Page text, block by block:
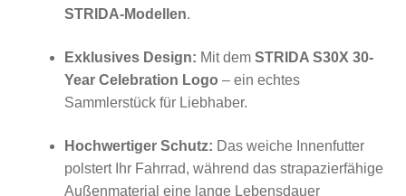
STRIDA-Modellen.
Exklusives Design: Mit dem STRIDA S30X 30-
Year Celebration Logo – ein echtes
Sammlerstück für Liebhaber.
Hochwertiger Schutz: Das weiche Innenfutter
polstert Ihr Fahrrad, während das strapazierfähige
Außenmaterial eine lange Lebensdauer